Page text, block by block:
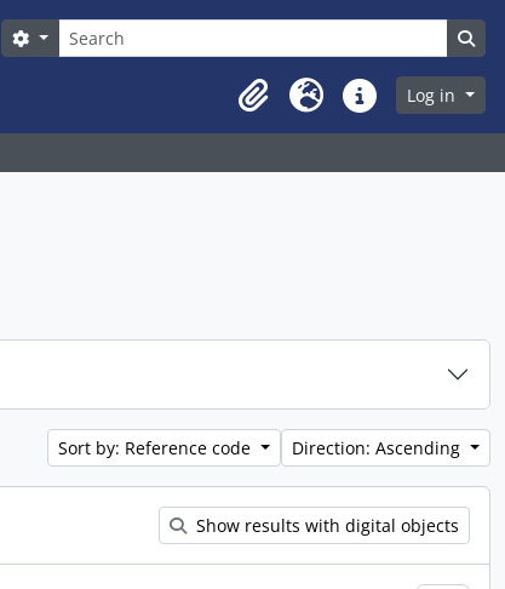
Search
Search options
ClipboardLanguageQuick linksLog in
Sort by: Reference code Direction: Ascending
Show results with digital objects